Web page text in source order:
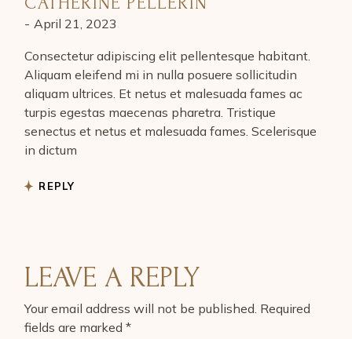
April 21, 2023
Consectetur adipiscing elit pellentesque habitant.
Aliquam eleifend mi in nulla posuere sollicitudin
aliquam ultrices. Et netus et malesuada fames ac
turpis egestas maecenas pharetra. Tristique
senectus et netus et malesuada fames. Scelerisque
in dictum
REPLY
LEAVE A REPLY
Your email address will not be published. Required
fields are marked*